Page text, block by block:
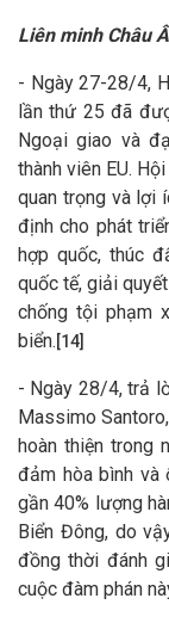
Liên minh Châu
- Ngày 27-28/4,
lần thứ 25 đã
Ngoại giao và
thành viên EU.
quan trọng và lợi
định cho phát
hợp quốc, thúc
quốc tế, giải
chống tội phạm
biển. [14]
- Ngày 28/4, trả
Massimo
hoàn thiện trong
đảm hòa bình và
gần 40% lượng
Biển Đông, do
đồng thời đánh
cuộc đàm phán